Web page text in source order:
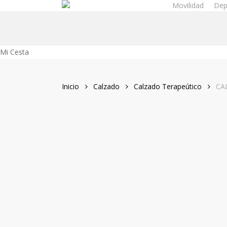
Movilidad
Mi Cesta
Inicio Calzado Calzado Terapeútico